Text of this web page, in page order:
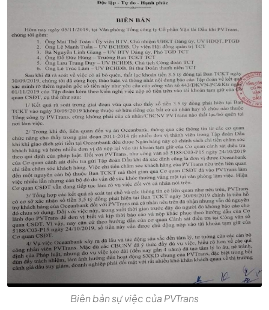
Biên bản sự việc của PVTrans